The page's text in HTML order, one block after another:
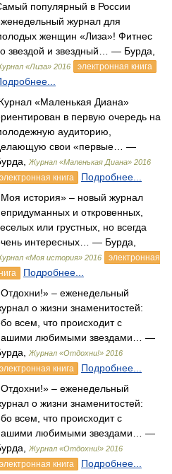
популярный в России
журнал для
женщин «Лиза»! Фитнес
звездой и звездный… — Бурда,
«Лиза» 2016 электронная книга
«Маленькая Диана»
в первую очередь на
аудиторию,
свои «первые… —
Журнал «Маленькая Диана» 2016
электронная книга
Подробнее...
история» – новый журнал
и откровенных,
или грустных, но всегда
интересных… — Бурда,
«Моя история» 2016
электронная
Подробнее...
– еженедельный
о жизни знаменитостей:
всем, что происходит с
любимыми звездами… —
Журнал «Отдохни!» 2016
электронная книга
Подробнее...
– еженедельный
о жизни знаменитостей:
всем, что происходит с
любимыми звездами… —
Журнал «Отдохни!» 2016
электронная книга
Подробнее...